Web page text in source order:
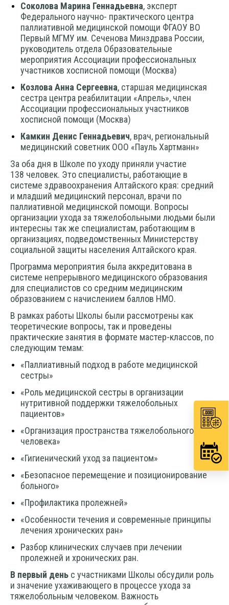
Соколова Марина Геннадьевна, эксперт
Федерального научно- практического центра
паллиативной медицинской помощи ФГАОУ ВО
Первый МГМУ им. Сеченова Минздрава России,
руководитель отдела Образовательные
мероприятия Ассоциации профессиональных
участников хосписной помощи (Москва)
Козлова Анна Сергеевна, старшая медицинская
сестра центра реабилитации «Апрель», член
Ассоциации профессиональных участников
хосписной помощи (Москва)
Камкин Денис Геннадьевич, врач, региональный
медицинский советник ООО «Пауль Хартманн»
За оба дня в Школе по уходу приняли участие
138 человек. Это специалисты, работающие в
системе здравоохранения Алтайского края: средний
и младший медицинский персонал, врачи по
паллиативной медицинской помощи. Вопросы
организации ухода за тяжелобольными людьми были
интересны так же специалистам, работающим в
организациях, подведомственных Министерству
социальной защиты населения Алтайского края.
Программа мероприятия была аккредитована в
системе непрерывного медицинского образования
для специалистов со средним медицинским
образованием с начислением баллов НМО.
В рамках работы Школы были рассмотрены как
теоретические вопросы, так и проведены
практические занятия в формате мастер-классов, по
следующим темам:
«Паллиативный подход в работе медицинской
сестры»
«Роль медицинской сестры в организации
нутритивной поддержки тяжелобольных
пациентов»
«Организация пространства тяжелобольного
человека»
«Гигиенический уход за пациентом»
«Безопасное перемещение и позиционирование
больного»
«Профилактика пролежней»
«Особенности течения и современные принципы
лечения хронических ран»
Разбор клинических случаев при лечении
пролежней и хронических ран.
В первый день с участниками Школы обсудили роль
и значение ухаживающего в процессе ухода за
тяжелобольным человеком. Важность